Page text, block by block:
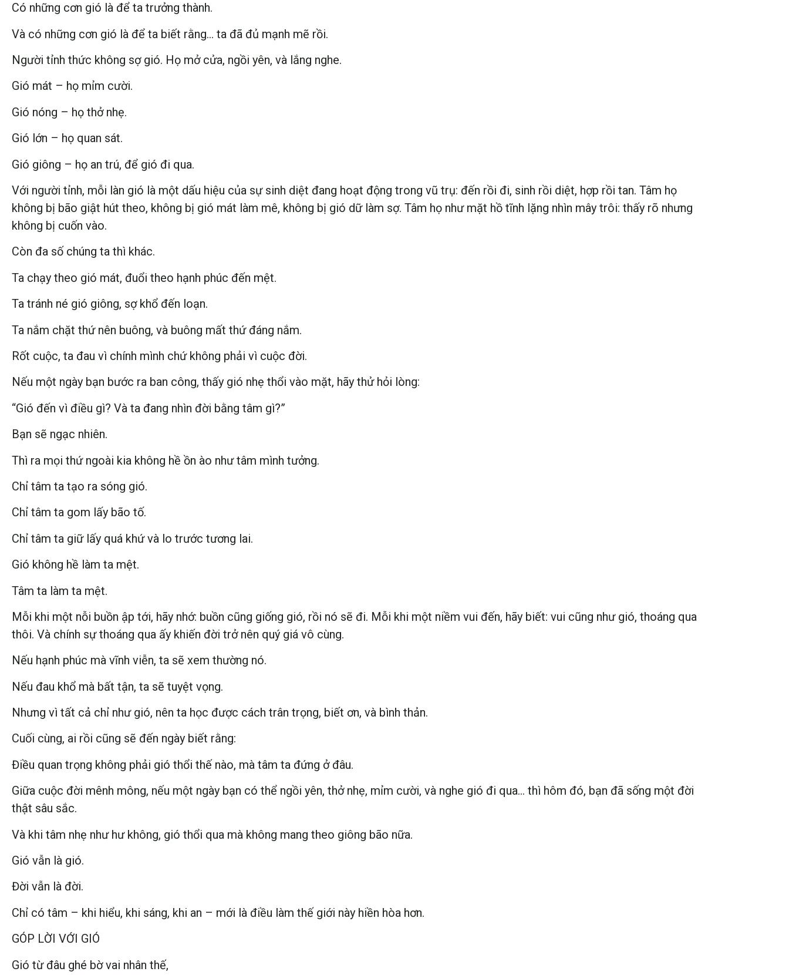
Có những cơn gió là để ta trưởng thành.
Và có những cơn gió là để ta biết rằng… ta đã đủ mạnh mẽ rồi.
Người tỉnh thức không sợ gió. Họ mở cửa, ngồi yên, và lắng nghe.
Gió mát – họ mỉm cười.
Gió nóng – họ thở nhẹ.
Gió lớn – họ quan sát.
Gió giông – họ an trú, để gió đi qua.
Với người tỉnh, mỗi làn gió là một dấu hiệu của sự sinh diệt đang hoạt động trong vũ trụ: đến rồi đi, sinh rồi diệt, hợp rồi tan. Tâm họ
không bị bão giật hút theo, không bị gió mát làm mê, không bị gió dữ làm sợ. Tâm họ như mặt hồ tĩnh lặng nhìn mây trôi: thấy rõ nhưng
không bị cuốn vào.
Còn đa số chúng ta thì khác.
Ta chạy theo gió mát, đuổi theo hạnh phúc đến mệt.
Ta tránh né gió giông, sợ khổ đến loạn.
Ta nắm chặt thứ nên buông, và buông mất thứ đáng nắm.
Rốt cuộc, ta đau vì chính mình chứ không phải vì cuộc đời.
Nếu một ngày bạn bước ra ban công, thấy gió nhẹ thổi vào mặt, hãy thử hỏi lòng:
“Gió đến vì điều gì? Và ta đang nhìn đời bằng tâm gì?”
Bạn sẽ ngạc nhiên.
Thì ra mọi thứ ngoài kia không hề ồn ào như tâm mình tưởng.
Chỉ tâm ta tạo ra sóng gió.
Chỉ tâm ta gom lấy bão tố.
Chỉ tâm ta giữ lấy quá khứ và lo trước tương lai.
Gió không hề làm ta mệt.
Tâm ta làm ta mệt.
Mỗi khi một nỗi buồn ập tới, hãy nhớ: buồn cũng giống gió, rồi nó sẽ đi. Mỗi khi một niềm vui đến, hãy biết: vui cũng như gió, thoáng qua
thôi. Và chính sự thoáng qua ấy khiến đời trở nên quý giá vô cùng.
Nếu hạnh phúc mà vĩnh viễn, ta sẽ xem thường nó.
Nếu đau khổ mà bất tận, ta sẽ tuyệt vọng.
Nhưng vì tất cả chỉ như gió, nên ta học được cách trân trọng, biết ơn, và bình thản.
Cuối cùng, ai rồi cũng sẽ đến ngày biết rằng:
Điều quan trọng không phải gió thổi thế nào, mà tâm ta đứng ở đâu.
Giữa cuộc đời mênh mông, nếu một ngày bạn có thể ngồi yên, thở nhẹ, mỉm cười, và nghe gió đi qua… thì hôm đó, bạn đã sống một đời
thật sâu sắc.
Và khi tâm nhẹ như hư không, gió thổi qua mà không mang theo giông bão nữa.
Gió vẫn là gió.
Đời vẫn là đời.
Chỉ có tâm – khi hiểu, khi sáng, khi an – mới là điều làm thế giới này hiền hòa hơn.
GÓP LỜI VỚI GIÓ
Gió từ đâu ghé bờ vai nhân thế,